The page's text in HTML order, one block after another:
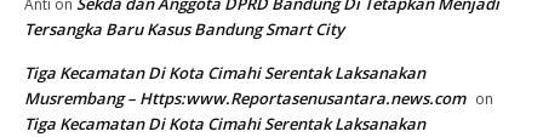
Anti on
Tersangka Baru Kasus Bandung Smart City
Tiga Kecamatan Di Kota Cimahi Serentak Laksanakan
Musrembang – Https:www.Reportasenusantara.news.com on
Tiga Kecamatan Di Kota Cimahi Serentak Laksanakan